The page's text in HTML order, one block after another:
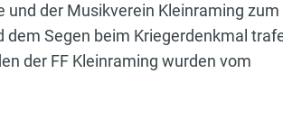
und der Musikverein Kleinraming zum
Segen beim Kriegerdenkmal
der FF Kleinraming wurden vom